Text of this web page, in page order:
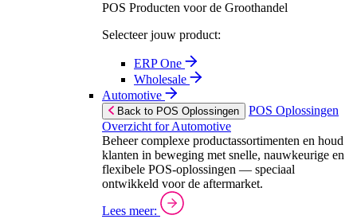
POS Producten voor de Groothandel
Selecteer jouw product:
ERP One
Wholesale
Automotive
Back to POS Oplossingen
POS Oplossingen
Overzicht for Automotive
Beheer complexe productassortimenten en houd
klanten in beweging met snelle, nauwkeurige en
flexibele POS-oplossingen — speciaal
ontwikkeld voor de aftermarket.
Lees meer: